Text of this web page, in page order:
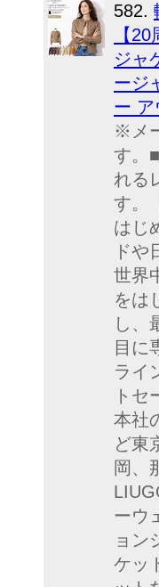
582.
【
ジャ
ージ
ー
※メ
す。
れる
す。
はじ
ドや
世界
をは
し、
目に
ライ
トセ
本社
ど東
岡、
ーウ
ョン
ケッ